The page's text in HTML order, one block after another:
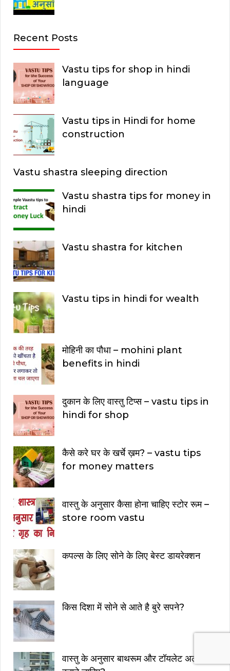
Recent Posts
Vastu tips for shop in hindi
language
Vastu tips in Hindi for home
construction
Vastu shastra sleeping direction
Vastu shastra tips for money in
hindi
Vastu shastra for kitchen
Vastu tips in hindi for wealth
मोहिनी का पौधा – mohini plant
benefits in hindi
दुकान के लिए वास्तु टिप्स – vastu tips in
hindi for shop
कैसे करे घर के खर्चे ख़म? – vastu tips
for money matters
वास्तु के अनुसार कैसा होना चाहिए स्टोर रूम –
store room vastu
कपल्स के लिए सोने के लिए बेस्ट डायरेक्शन
किस दिशा में सोने से आते है बुरे सपने?
वास्तु के अनुसार बाथरूम और टॉयलेट अलग क्यों